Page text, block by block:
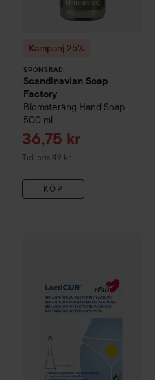
Kampanj 25%
SPONSRAD
Scandinavian Soap
Factory
Blomsteräng Hand Soap
500 ml
Reapris
36,75 kr
Tid. pris 49 kr
Tidigare pris 49 kr
KÖP